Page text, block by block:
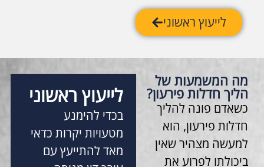
לייעוץ ראשוני
מה המשמעות של
הליך חדלות פירעון?
כשאדם פונה להליך
חדלות פירעון, הוא
למעשה מצהיר שאין
ביכולתו לפרוע את
לייעוץ ראשוני
בכדי להימנע
מטעויות יקרות כדאי
מאד להתייעץ עם